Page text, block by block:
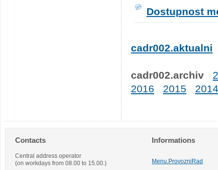
Dostupnost
cadr002.aktualni
cadr002.archiv
2016
2015 2014
Contacts
Central address operator
(on workdays from 08.00 to 15.00.)
Informations
Menu.ProvozniRad